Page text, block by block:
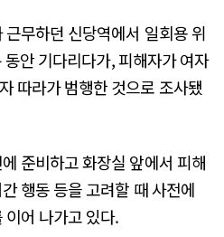
무하던 신당역에서 일회용 위
안 기다리다가, 피해자가 여자
따라가 범행한 것으로 조사됐
준비하고 화장실 앞에서 피해
행동 등을 고려할 때 사전에
어 나가고 있다.